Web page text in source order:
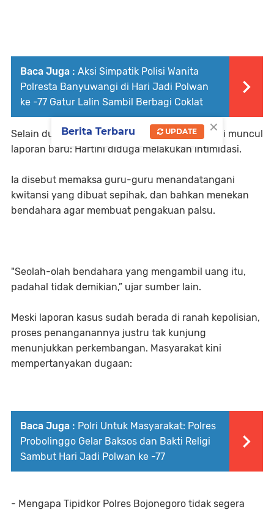
Baca Juga : Aksi Simpatik Polisi Wanita
Polresta Banyuwangi di Hari Jadi Polwan
ke -77 Gatur Lalin Sambil Berbagi Coklat
Selain dugaan penyalahgunaan anggaran, kini muncul
laporan baru: Hartini diduga melakukan intimidasi.
Ia disebut memaksa guru-guru menandatangani
kwitansi yang dibuat sepihak, dan bahkan menekan
bendahara agar membuat pengakuan palsu.
"Seolah-olah bendahara yang mengambil uang itu,
padahal tidak demikian,” ujar sumber lain.
Meski laporan kasus sudah berada di ranah kepolisian,
proses penanganannya justru tak kunjung
menunjukkan perkembangan. Masyarakat kini
mempertanyakan dugaan:
Baca Juga : Polri Untuk Masyarakat: Polres
Probolinggo Gelar Baksos dan Bakti Religi
Sambut Hari Jadi Polwan ke -77
- Mengapa Tipidkor Polres Bojonegoro tidak segera
×
Berita Terbaru UPDATE